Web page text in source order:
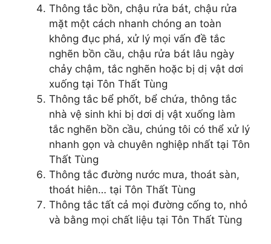
Thông tắc bồn, chậu rửa bát, chậu rửa
mặt một cách nhanh chóng an toàn
không đục phá, xử lý mọi vấn đề tắc
nghẽn bồn cầu, chậu rửa bát lâu ngày
chảy chậm, tắc nghẽn hoặc bị dị vật dơi
xuống tại Tôn Thất Tùng
Thông tắc bể phốt, bể chứa, thông tắc
nhà vệ sinh khi bị dơi dị vật xuống làm
tắc nghẽn bồn cầu, chúng tôi có thể xử lý
nhanh gọn và chuyên nghiệp nhất tại Tôn
Thất Tùng
Thông tắc đường nước mưa, thoát sàn,
thoát hiên… tại Tôn Thất Tùng
Thông tắc tất cả mọi đường cống to, nhỏ
và bằng mọi chất liệu tại Tôn Thất Tùng